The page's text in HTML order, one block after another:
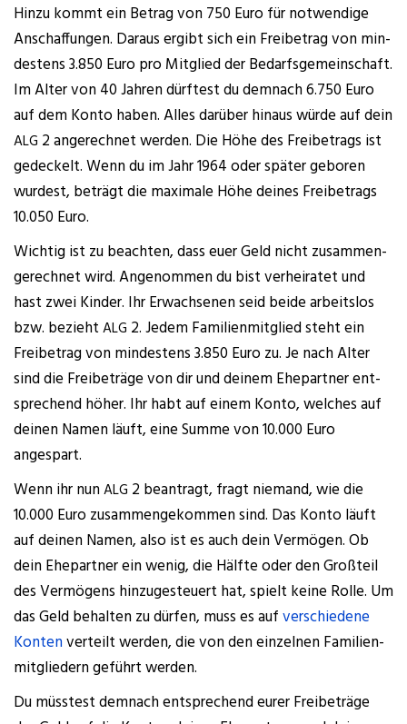
Hin­zu kommt ein Betrag von 750 Euro für not­wen­di­ge
Anschaf­fun­gen. Dar­aus ergibt sich ein Frei­be­trag von min­
des­tens 3.850 Euro pro Mit­glied der Bedarfs­ge­mein­schaft.
Im Alter von 40 Jah­ren dürf­test du dem­nach 6.750 Euro
auf dem Kon­to haben. Alles dar­über hin­aus wür­de auf dein
ALG 2 ange­rech­net wer­den. Die Höhe des Frei­be­trags ist
gede­ckelt. Wenn du im Jahr 1964 oder spä­ter gebo­ren
wur­dest, beträgt die maxi­ma­le Höhe dei­nes Frei­be­trags
10.050 Euro.
Wich­tig ist zu beach­ten, dass euer Geld nicht zusam­men­
ge­rech­net wird. Ange­nom­men du bist ver­hei­ra­tet und
hast zwei Kin­der. Ihr Erwach­se­nen seid bei­de arbeits­los
bzw. bezieht ALG 2. Jedem Fami­li­en­mit­glied steht ein
Frei­be­trag von min­des­tens 3.850 Euro zu. Je nach Alter
sind die Frei­be­trä­ge von dir und dei­nem Ehe­part­ner ent­
spre­chend höher. Ihr habt auf einem Kon­to, wel­ches auf
dei­nen Namen läuft, eine Sum­me von 10.000 Euro
angespart.
Wenn ihr nunALG 2 bean­tragt, fragt nie­mand, wie die
10.000 Euro zusam­men­ge­kom­men sind. Das Kon­to läuft
auf dei­nen Namen, also ist es auch dein Ver­mö­gen. Ob
dein Ehe­part­ner ein wenig, die Hälf­te oder den Groß­teil
des Ver­mö­gens hin­zu­ge­steu­ert hat, spielt kei­ne Rol­le. Um
das Geld behal­ten zu dür­fen, muss es aufver­schie­de­ne
Kon­tenver­teilt wer­den, die von den ein­zel­nen Fami­li­en­
mit­glie­dern geführt werden.
Du müss­test dem­nach ent­spre­chend eurer Frei­be­trä­ge